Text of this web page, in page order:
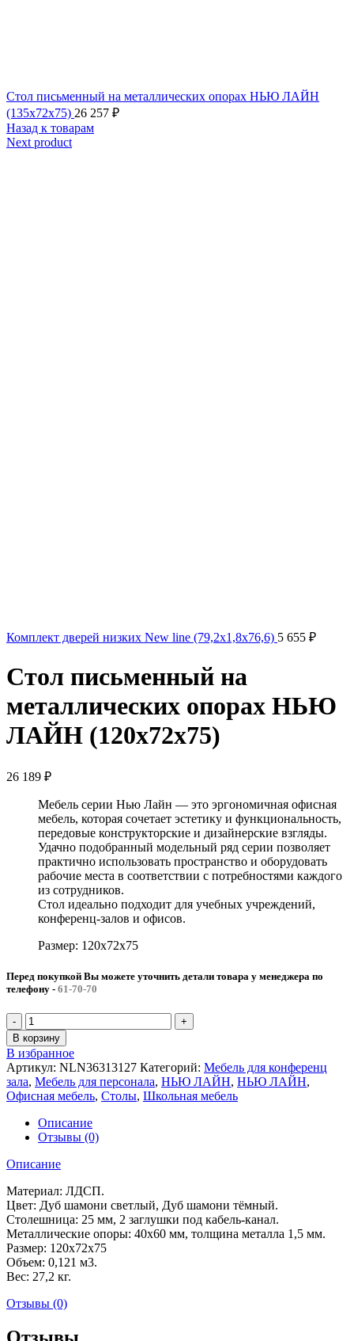
Стол письменный на металлических опорах НЬЮ ЛАЙН
(135x72x75) 26 257 ₽
Назад к товарам
Next product
Комплект дверей низких New line (79,2x1,8x76,6) 5 655 ₽
Стол письменный на
металлических опорах НЬЮ
ЛАЙН (120x72x75)
26 189 ₽
Мебель серии Нью Лайн — это эргономичная офисная
мебель, которая сочетает эстетику и функциональность,
передовые конструкторские и дизайнерские взгляды.
Удачно подобранный модельный ряд серии позволяет
практично использовать пространство и оборудовать
рабочие места в соответствии с потребностями каждого
из сотрудников.
Стол идеально подходит для учебных учреждений,
конференц-залов и офисов.
Размер: 120x72x75
Перед покупкой Вы можете уточнить детали товара у менеджера по
телефону - 61-70-70
Количество
товара
Стол
письменный
на
металлических
опорах
НЬЮ
ЛАЙН
(120x72x75)
В корзину
В избранное
Артикул: NLN36313127 Категорий: Мебель для конференц
зала, Мебель для персонала, НЬЮ ЛАЙН, НЬЮ ЛАЙН,
Офисная мебель, Столы, Школьная мебель
Описание
Отзывы (0)
Описание
Материал: ЛДСП.
Цвет: Дуб шамони светлый, Дуб шамони тёмный.
Столешница: 25 мм, 2 заглушки под кабель-канал.
Металлические опоры: 40х60 мм, толщина металла 1,5 мм.
Размер: 120x72x75
Объем: 0,121 м3.
Вес: 27,2 кг.
Отзывы (0)